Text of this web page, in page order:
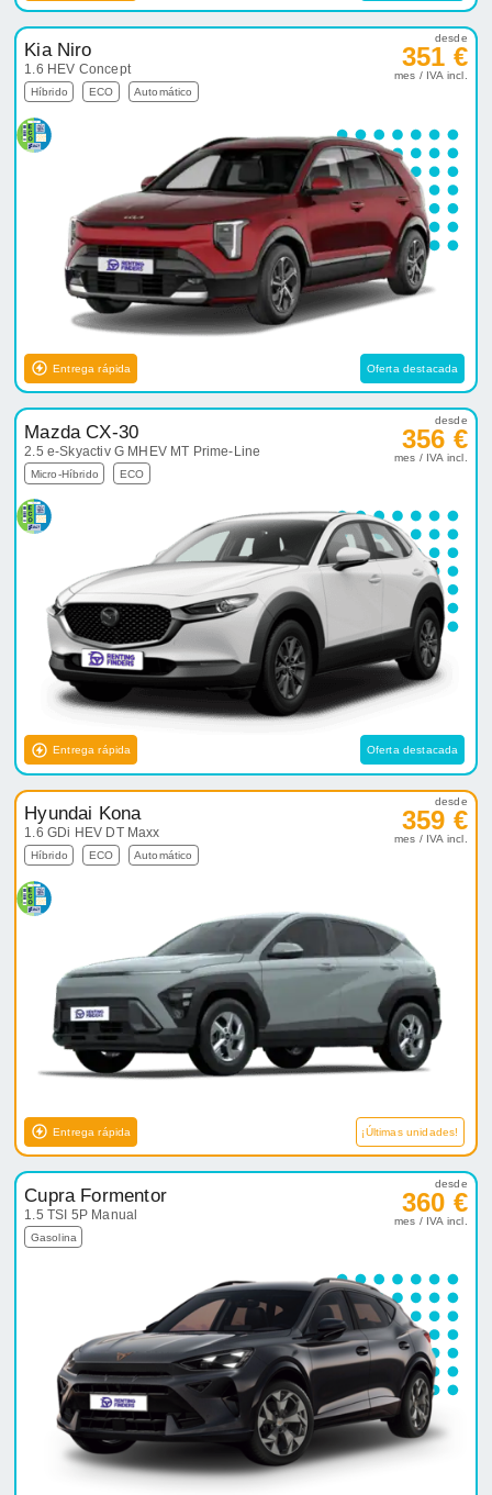
Kia Niro
1.6 HEV Concept
Híbrido ECO Automático
desde
351 €
mes / IVA incl.
Entrega rápida Oferta destacada
Mazda CX-30
2.5 e-Skyactiv G MHEV MT Prime-Line
Micro-Híbrido ECO
desde
356 €
mes / IVA incl.
Entrega rápida Oferta destacada
Hyundai Kona
1.6 GDi HEV DT Maxx
Híbrido ECO Automático
desde
359 €
mes / IVA incl.
Entrega rápida ¡Últimas unidades!
Cupra Formentor
1.5 TSI 5P Manual
Gasolina
desde
360 €
mes / IVA incl.